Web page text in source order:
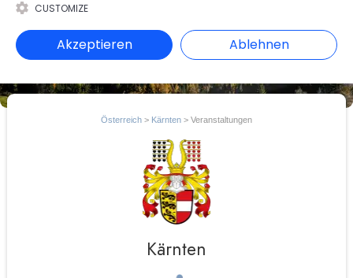
Österreich> Kärnten> Veranstaltungen
Kärnten
CUSTOMIZE
Akzeptieren Ablehnen